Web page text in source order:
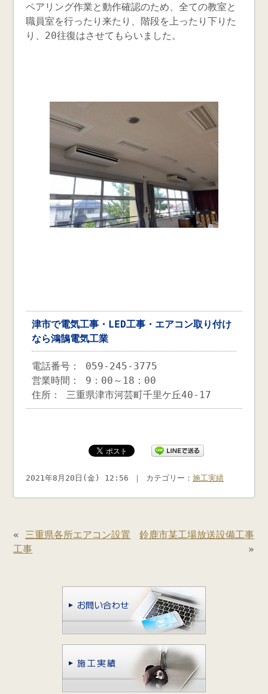
ペアリング作業と動作確認のため、全ての教室と
職員室を行ったり来たり、階段を上ったり下りた
り、20往復はさせてもらいました。
津市で電気工事・LED工事・エアコン取り付け
なら鴻鵠電気工業
電話番号： 059-245-3775
営業時間： 9：00～18：00
住所： 三重県津市河芸町千里ケ丘40-17
2021年8月20日(金) 12:56 ｜ カテゴリー：施工実績
« 三重県各所エアコン設置
工事
鈴鹿市某工場放送設備工事
»